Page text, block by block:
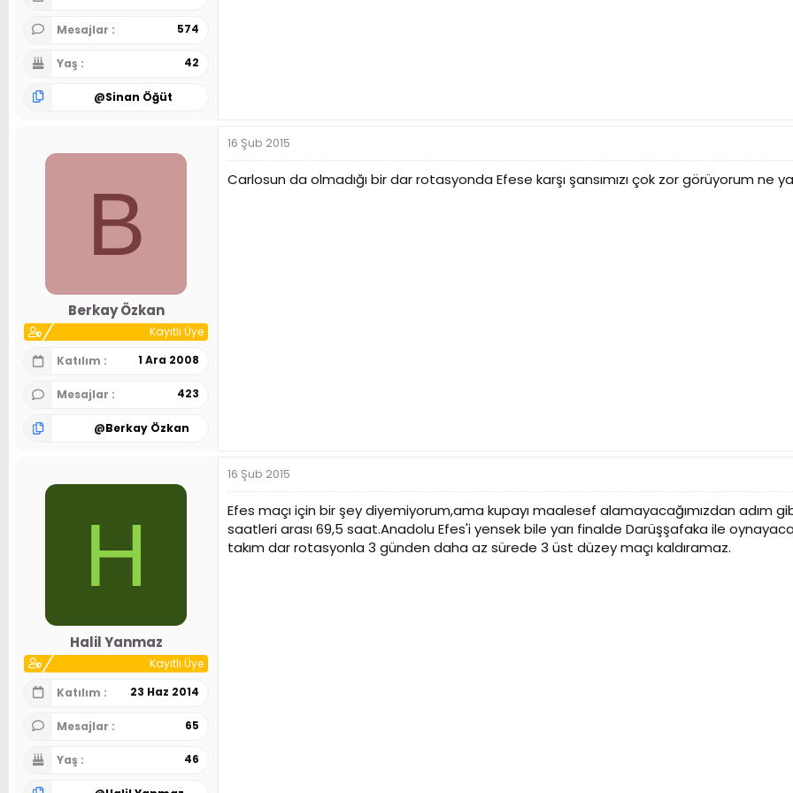
Mesajlar 574
Yaş 42
@Sinan Öğüt
B
Berkay Özkan
Kayıtlı Üye
Katılım
1 Ara 2008
Mesajlar 423
@Berkay Özkan
16 Şub 2015
Carlosun da olmadığı bir dar rotasyonda Efese karşı şansımızı çok zor görüyorum ne
H
Halil Yanmaz
Kayıtlı Üye
Katılım
23 Haz 2014
Mesajlar 65
Yaş 46
16 Şub 2015
Efes maçı için bir şey diyemiyorum,ama kupayı maalesef alamayacağımızdan adım
saatleri arası 69,5 saat.Anadolu Efes'i yensek bile yarı finalde Darüşşafaka ile
takım dar rotasyonla 3 günden daha az sürede 3 üst düzey maçı kaldıramaz.